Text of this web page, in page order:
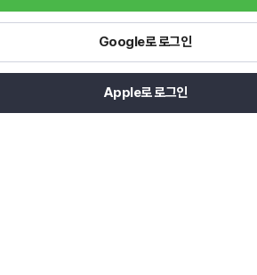
Google로 로그인
Apple로 로그인